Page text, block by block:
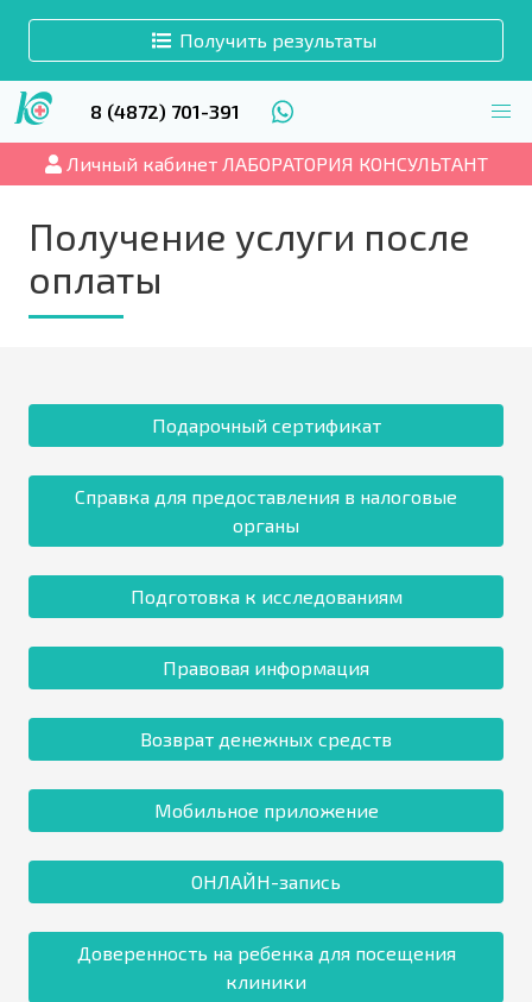
Получить результаты
8 (4872) 701-391
Личный кабинет ЛАБОРАТОРИЯ КОНСУЛЬТАНТ
Получение услуги после
оплаты
Подарочный сертификат
Справка для предоставления в налоговые
органы
Подготовка к исследованиям
Правовая информация
Возврат денежных средств
Мобильное приложение
ОНЛАЙН-запись
Доверенность на ребенка для посещения
клиники